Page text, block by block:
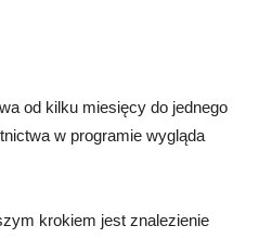
od kilku miesięcy do jednego
w programie wygląda
krokiem jest znalezienie